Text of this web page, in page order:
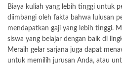
Biaya kuliah yang lebih tinggi untuk
diimbangi oleh fakta bahwa lulusan
mendapatkan gaji yang lebih tinggi.
siswa yang belajar dengan baik di
Meraih gelar sarjana juga dapat
untuk memilih jurusan Anda, atau